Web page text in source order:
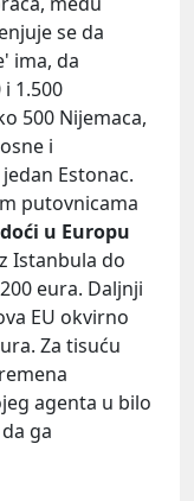
se da
ima, da
1.500
500 Nijemaca,
i
Estonac.
putovnicama
u Europu
Istanbula do
eura. Daljnji
EU okvirno
Za tisuću
agenta u bilo
ga